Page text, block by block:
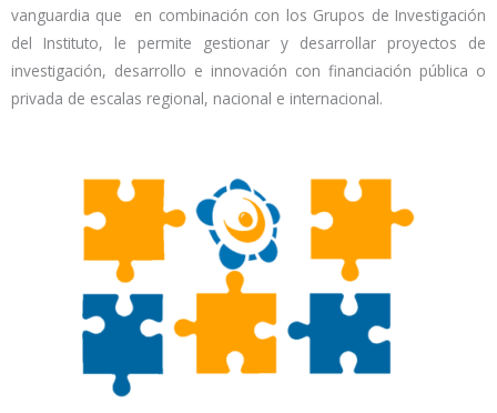
vanguardia que en combinación con los Grupos de Investigación
del Instituto, le permite gestionar y desarrollar proyectos de
investigación, desarrollo e innovación con financiación pública o
privada de escalas regional, nacional e internacional.